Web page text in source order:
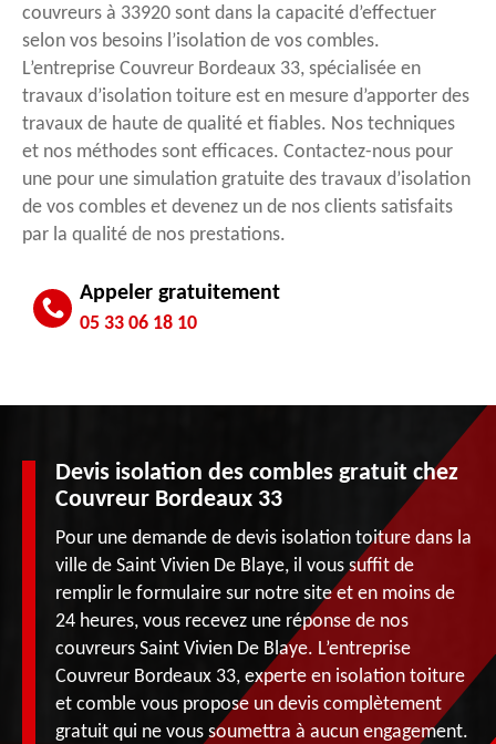
couvreurs à 33920 sont dans la capacité d’effectuer
selon vos besoins l’isolation de vos combles.
L’entreprise Couvreur Bordeaux 33, spécialisée en
travaux d’isolation toiture est en mesure d’apporter des
travaux de haute de qualité et fiables. Nos techniques
et nos méthodes sont efficaces. Contactez-nous pour
une pour une simulation gratuite des travaux d’isolation
de vos combles et devenez un de nos clients satisfaits
par la qualité de nos prestations.
Appeler gratuitement
05 33 06 18 10
Devis isolation des combles gratuit chez
Couvreur Bordeaux 33
Pour une demande de devis isolation toiture dans la
ville de Saint Vivien De Blaye, il vous suffit de
remplir le formulaire sur notre site et en moins de
24 heures, vous recevez une réponse de nos
couvreurs Saint Vivien De Blaye. L’entreprise
Couvreur Bordeaux 33, experte en isolation toiture
et comble vous propose un devis complètement
gratuit qui ne vous soumettra à aucun engagement.